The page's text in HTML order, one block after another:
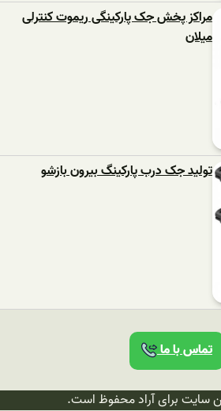
مراکز پخش جک پارکینگی ریموت کنترلی
میلان
تولید جک درب پارکینگ بیرون بازشو
تماس با ما
سایت برای آراد محفوظ است.